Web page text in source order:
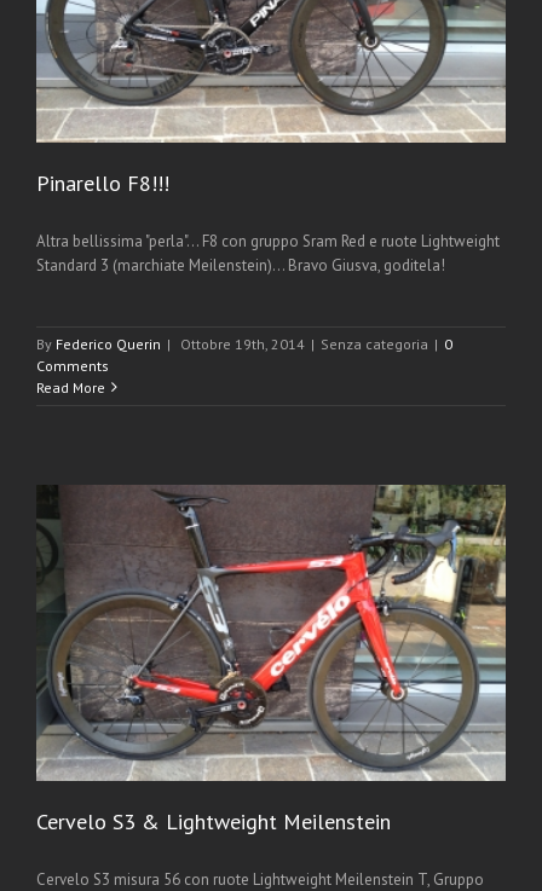
Pinarello F8!!!
Altra bellissima "perla"... F8 con gruppo Sram Red e ruote Lightweight
Standard 3 (marchiate Meilenstein)... Bravo Giusva, goditela!
By Federico Querin | Ottobre 19th, 2014 | Senza categoria | 0
Comments
Read More
Cervelo S3 & Lightweight Meilenstein
Cervelo S3 misura 56 con ruote Lightweight Meilenstein T, Gruppo